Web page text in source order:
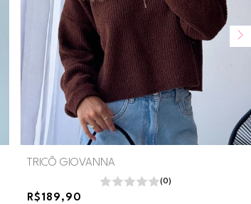
TRICÔ GIOVANNA
(0)
R$189,90